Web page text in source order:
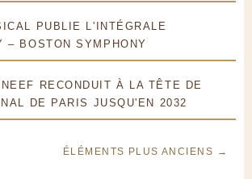
PUBLIE L'INTÉGRALE
– BOSTON SYMPHONY
RECONDUIT À LA TÊTE DE
DE PARIS JUSQU'EN 2032
ÉLÉMENTS PLUS ANCIENS →